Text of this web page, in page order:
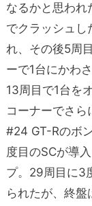
なるかと思わ
でクラッシュし
れ、その後5周
ーで1台にかわ
13周目で1台を
コーナーでさら
#24 GT-Rのボ
度目のSCが導
プ。29周目に3
られたが、終